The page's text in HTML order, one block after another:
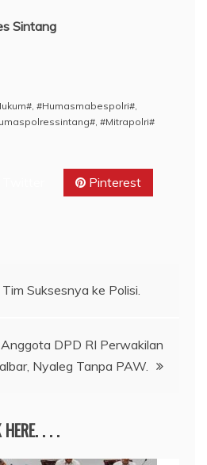
Sintang
#Humasmabespolri#
#Mitrapolri#
Pinterest
Suksesnya ke Polisi.
DPD RI Perwakilan
Nyaleg Tanpa PAW.
. . .